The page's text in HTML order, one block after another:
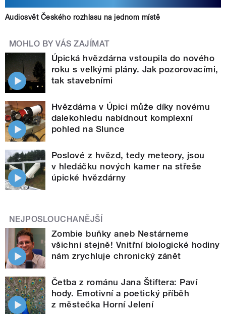
Audiosvět Českého rozhlasu na jednom místě
MOHLO BY VÁS ZAJÍMAT
Úpická hvězdárna vstoupila do nového
roku s velkými plány. Jak pozorovacími,
tak stavebními
Hvězdárna v Úpici může díky novému
dalekohledu nabídnout komplexní
pohled na Slunce
Poslové z hvězd, tedy meteory, jsou
v hledáčku nových kamer na střeše
úpické hvězdárny
NEJPOSLOUCHANĚJŠÍ
Zombie buňky aneb Nestárneme
všichni stejně! Vnitřní biologické hodiny
nám zrychluje chronický zánět
Četba z románu Jana Štiftera: Paví
hody. Emotivní a poetický příběh
z městečka Horní Jelení